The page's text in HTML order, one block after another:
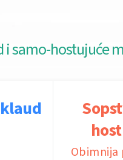
i samo-hostujuće
Obimnija